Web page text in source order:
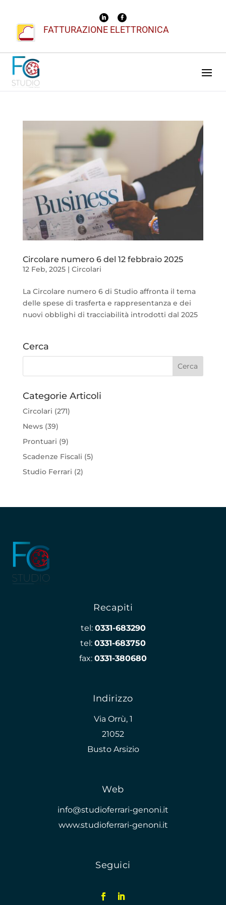
FATTURAZIONE ELETTRONICA
Circolare numero 6 del 12 febbraio 2025
12 Feb, 2025| Circolari
La Circolare numero 6 di Studio affronta il tema
delle spese di trasferta e rappresentanza e dei
nuovi obblighi di tracciabilità introdotti dal 2025
Cerca
Categorie Articoli
Circolari (271)
News(39)
Prontuari (9)
Scadenze Fiscali (5)
Studio Ferrari (2)
Recapiti
tel: 0331-683290
tel: 0331-683750
fax: 0331-380680
Indirizzo
Via Orrù, 1
21052
Busto Arsizio
Web
info@studioferrari-genoni.it
www.studioferrari-genoni.it
Seguici